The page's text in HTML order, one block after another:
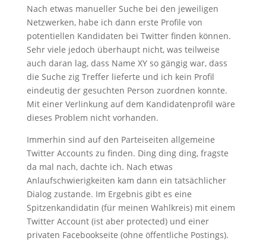
Nach etwas manueller Suche bei den jeweiligen
Netzwerken, habe ich dann erste Profile von
potentiellen Kandidaten bei Twitter finden können.
Sehr viele jedoch überhaupt nicht, was teilweise
auch daran lag, dass Name XY so gängig war, dass
die Suche zig Treffer lieferte und ich kein Profil
eindeutig der gesuchten Person zuordnen konnte.
Mit einer Verlinkung auf dem Kandidatenprofil wäre
dieses Problem nicht vorhanden.
Immerhin sind auf den Parteiseiten allgemeine
Twitter Accounts zu finden. Ding ding ding, fragste
da mal nach, dachte ich. Nach etwas
Anlaufschwierigkeiten kam dann ein tatsächlicher
Dialog zustande. Im Ergebnis gibt es eine
Spitzenkandidatin (für meinen Wahlkreis) mit einem
Twitter Account (ist aber protected) und einer
privaten Facebookseite (ohne öffentliche Postings).